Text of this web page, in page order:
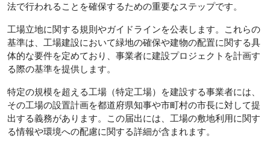
法で行われることを確保するための重要なステップです。
工場立地に関する規則やガイドラインを公表します。これらの
基準は、工場建設において緑地の確保や建物の配置に関する具
体的な要件を定めており、事業者に建設プロジェクトを計画す
る際の基準を提供します。
特定の規模を超える工場（特定工場）を建設する事業者には、
その工場の設置計画を都道府県知事や市町村の市長に対して提
出する義務があります。この届出には、工場の敷地利用に関す
る情報や環境への配慮に関する詳細が含まれます。